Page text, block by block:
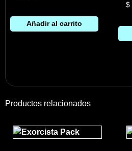
Añadir al carrito
$
Productos relacionados